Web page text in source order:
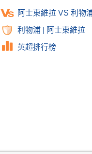
阿士東維拉 VS 利物
利物浦 阿士東維拉
英超排行榜